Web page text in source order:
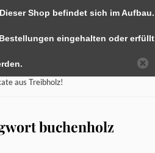
aus Treibholz!
buchenholz
Shop befindet sich im Aufbau.
eingehalten oder erfüllt